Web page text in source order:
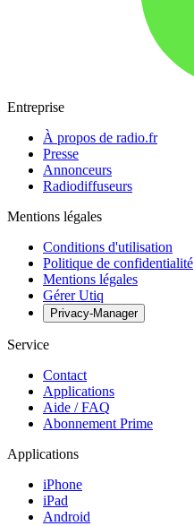
Entreprise
À propos de radio.fr
Presse
Annonceurs
Radiodiffuseurs
Mentions légales
Conditions d'utilisation
Politique de confidentialité
Mentions légales
Gérer Utiq
Privacy-Manager
Service
Contact
Applications
Aide / FAQ
Abonnement Prime
Applications
iPhone
iPad
Android